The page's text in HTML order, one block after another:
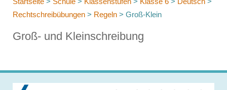
Rechtschreibübungen > Regeln > Groß-Klein
Groß- und Kleinschreibung